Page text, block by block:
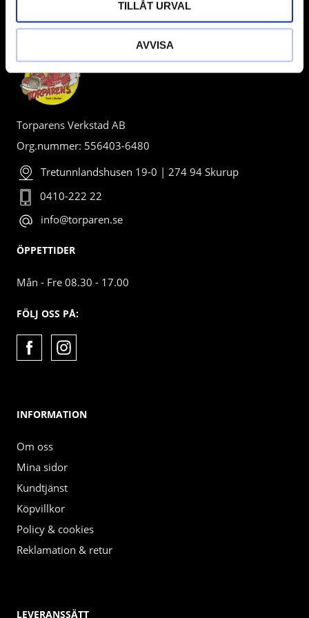
TILLÅT URVAL
AVVISA
BUTIK
Torparens Verkstad AB
Org.nummer: 556403-6480
Tretunnlandshusen 19-0 | 274 94 Skurup
0410-222 22
info@torparen.se
ÖPPETTIDER
Mån - Fre 08.30 - 17.00
FÖLJ OSS PÅ:
INFORMATION
Om oss
Mina sidor
Kundtjänst
Köpvillkor
Policy & cookies
Reklamation & retur
LEVERANSSÄTT